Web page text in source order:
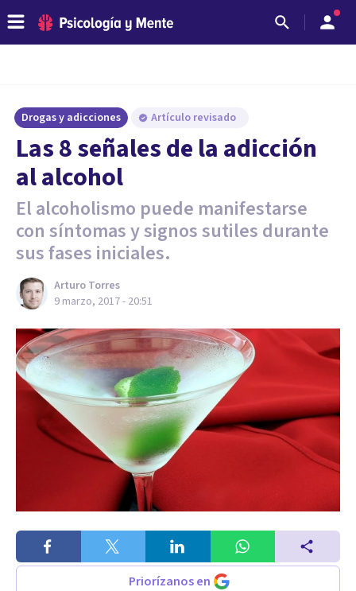
Drogas y adicciones Artículo revisado
​Las 8 señales de la adicción
al alcohol
El alcoholismo puede manifestarse
con síntomas y signos sutiles durante
sus fases iniciales.
Arturo Torres
9 marzo, 2017 - 20:51
Priorízanos en